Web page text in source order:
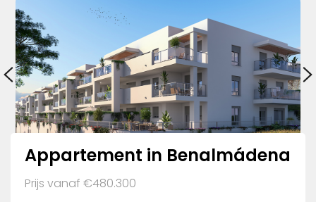
Appartement in Benalmádena
Prijs vanaf €480.300